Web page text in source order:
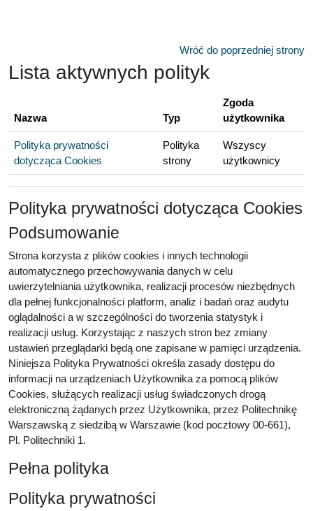
Wróć do poprzedniej strony
Lista aktywnych polityk
Nazwa Typ
Zgoda
użytkownika
Polityka prywatności
dotycząca Cookies
Polityka
strony
Wszyscy
użytkownicy
Polityka prywatności dotycząca Cookies
Podsumowanie
Strona korzysta z plików cookies i innych technologii
automatycznego przechowywania danych w celu
uwierzytelniania użytkownika, realizacji procesów niezbędnych
dla pełnej funkcjonalności platform, analiz i badań oraz audytu
oglądalności a w szczególności do tworzenia statystyk i
realizacji usług. Korzystając z naszych stron bez zmiany
ustawień przeglądarki będą one zapisane w pamięci urządzenia.
Niniejsza Polityka Prywatności określa zasady dostępu do
informacji na urządzeniach Użytkownika za pomocą plików
Cookies, służących realizacji usług świadczonych drogą
elektroniczną żądanych przez Użytkownika, przez Politechnikę
Warszawską z siedzibą w Warszawie (kod pocztowy 00-661),
Pl. Politechniki 1.
Pełna polityka
Polityka prywatności